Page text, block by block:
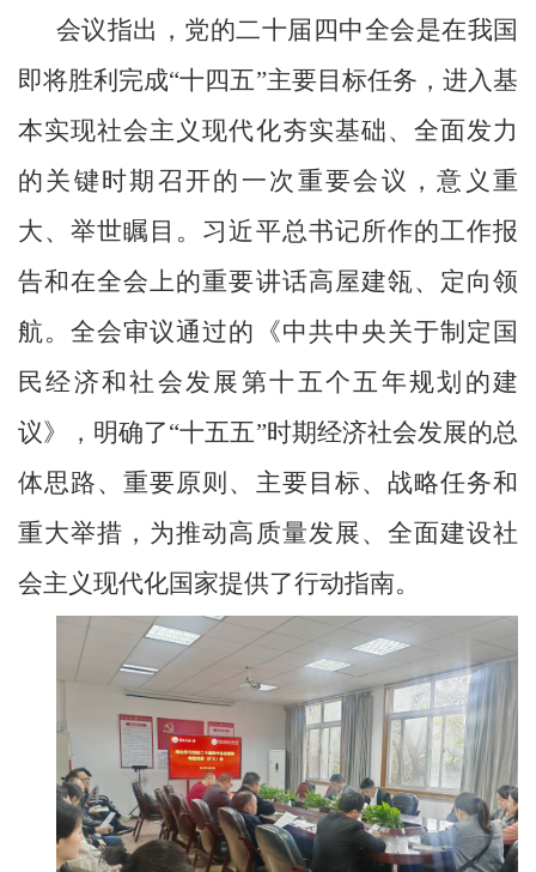
会议指出，党的二十届四中全会是在我国
即将胜利完成“十四五”主要目标任务，进入基
本实现社会主义现代化夯实基础、全面发力
的关键时期召开的一次重要会议，意义重
大、举世瞩目。习近平总书记所作的工作报
告和在全会上的重要讲话高屋建瓴、定向领
航。全会审议通过的《中共中央关于制定国
民经济和社会发展第十五个五年规划的建
议》，明确了“十五五”时期经济社会发展的总
体思路、重要原则、主要目标、战略任务和
重大举措，为推动高质量发展、全面建设社
会主义现代化国家提供了行动指南。